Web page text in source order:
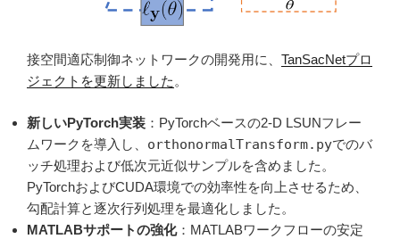
接空間適応制御ネットワークの開発用に、 TanSacNetプロ
ジェクトを更新しました 。
新しいPyTorch実装 ：PyTorchベースの2-D LSUNフレー
ムワークを導入し、 orthonormalTransform.pyでのバ
ッチ処理および低次元近似サンプルを含めました。
PyTorchおよびCUDA環境での効率性を向上させるため、
勾配計算と逐次行列処理を最適化しました。
MATLABサポートの強化：MATLABワークフローの安定